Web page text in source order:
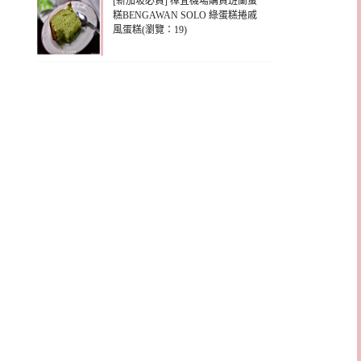
糕BENGAWAN SOLO 綠蛋糕捲戚
風蛋糕(瀏覽：19)